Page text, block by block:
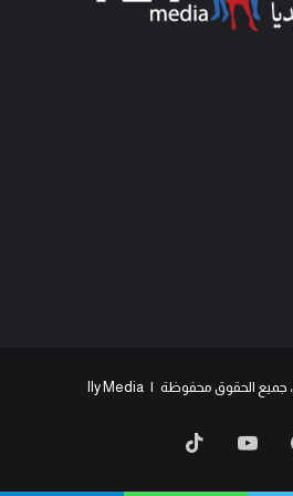
فيسبوكيوتيوب